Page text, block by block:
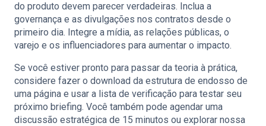
do produto devem parecer verdadeiras. Inclua a
governança e as divulgações nos contratos desde o
primeiro dia. Integre a mídia, as relações públicas, o
varejo e os influenciadores para aumentar o impacto.
Se você estiver pronto para passar da teoria à prática,
considere fazer o download da estrutura de endosso de
uma página e usar a lista de verificação para testar seu
próximo briefing. Você também pode agendar uma
discussão estratégica de 15 minutos ou explorar nossa